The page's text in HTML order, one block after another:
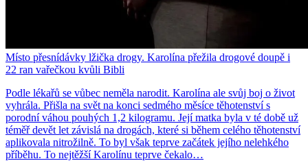
Místo přesnídávky lžička drogy. Karolína přežila drogové doupě i
22 ran vařečkou kvůli Bibli
Podle lékařů se vůbec neměla narodit. Karolína ale svůj boj o život
vyhrála. Přišla na svět na konci sedmého měsíce těhotenství s
porodní váhou pouhých 1,2 kilogramu. Její matka byla v té době už
téměř devět let závislá na drogách, které si během celého těhotenství
aplikovala nitrožilně. To byl však teprve začátek jejího nelehkého
příběhu. To nejtěžší Karolínu teprve čekalo…